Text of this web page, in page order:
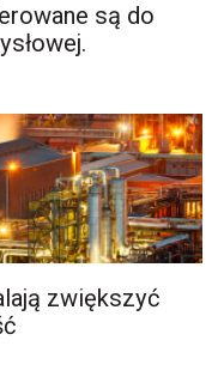
są do
zwiększyć